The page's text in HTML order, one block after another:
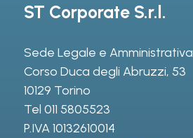
ST Corporate S.r.l.
Sede Legale e Amministrativa
Corso Duca degli Abruzzi, 53
10129 Torino
Tel 011 5805523
P.IVA 10132610014